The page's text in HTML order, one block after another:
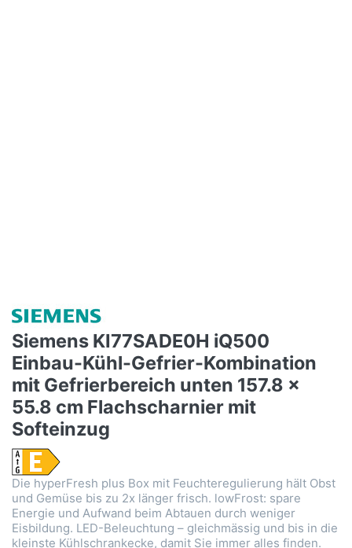
Siemens KI77SADE0H iQ500
Einbau-Kühl-Gefrier-Kombination
mit Gefrierbereich unten 157.8 x
55.8 cm Flachscharnier mit
Softeinzug
Die hyperFresh plus Box mit Feuchteregulierung hält Obst
und Gemüse bis zu 2x länger frisch. lowFrost: spare
Energie und Aufwand beim Abtauen durch weniger
Eisbildung. LED-Beleuchtung – gleichmässig und bis in die
kleinste Kühlschrankecke, damit Sie immer alles finden.